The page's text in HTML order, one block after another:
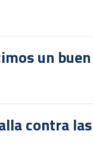
un
contra